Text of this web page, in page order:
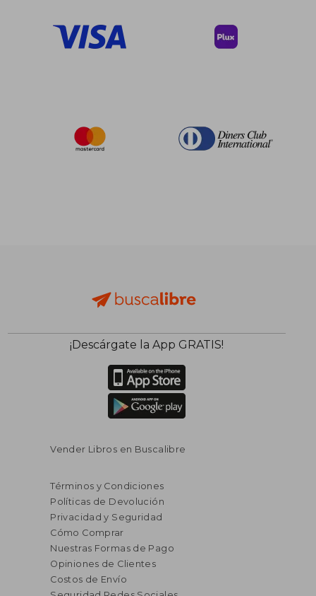
¡Descárgate la App GRATIS!
Vender Libros en Buscalibre
Términos y Condiciones
Políticas de Devolución
Privacidad y Seguridad
Cómo Comprar
Nuestras Formas de Pago
Opiniones de Clientes
Costos de Envío